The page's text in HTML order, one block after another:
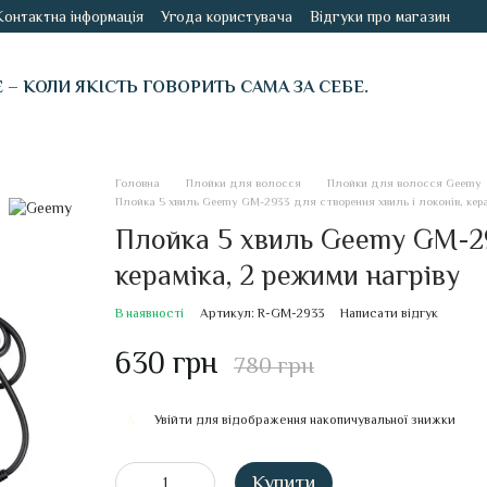
інформація Угода користувача Відгуки про магазин
– КОЛИ ЯКІСТЬ ГОВОРИТЬ САМА ЗА СЕБЕ.
Головна Плойки для волосся
Плойки для волосся Geemy
Плойка 5 хвиль Geemy GM-2933 для створення хвиль і локонів,
Плойка 5 хвиль Geemy GM-
кераміка, 2 режими нагріву
В наявності Артикул: R-GM-2933 Написати відгук
630 грн 780 грн
Увійти для відображення накопичувальної знижки
Купити